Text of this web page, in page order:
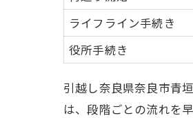
ライフライン手続き
役所手続き
引越し奈良県奈良市青
は、段階ごとの流れを